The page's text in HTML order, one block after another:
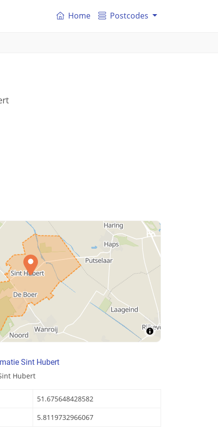
Home Postcodes
Sint Hubert
Hubert
51.675648428582
5.8119732966067